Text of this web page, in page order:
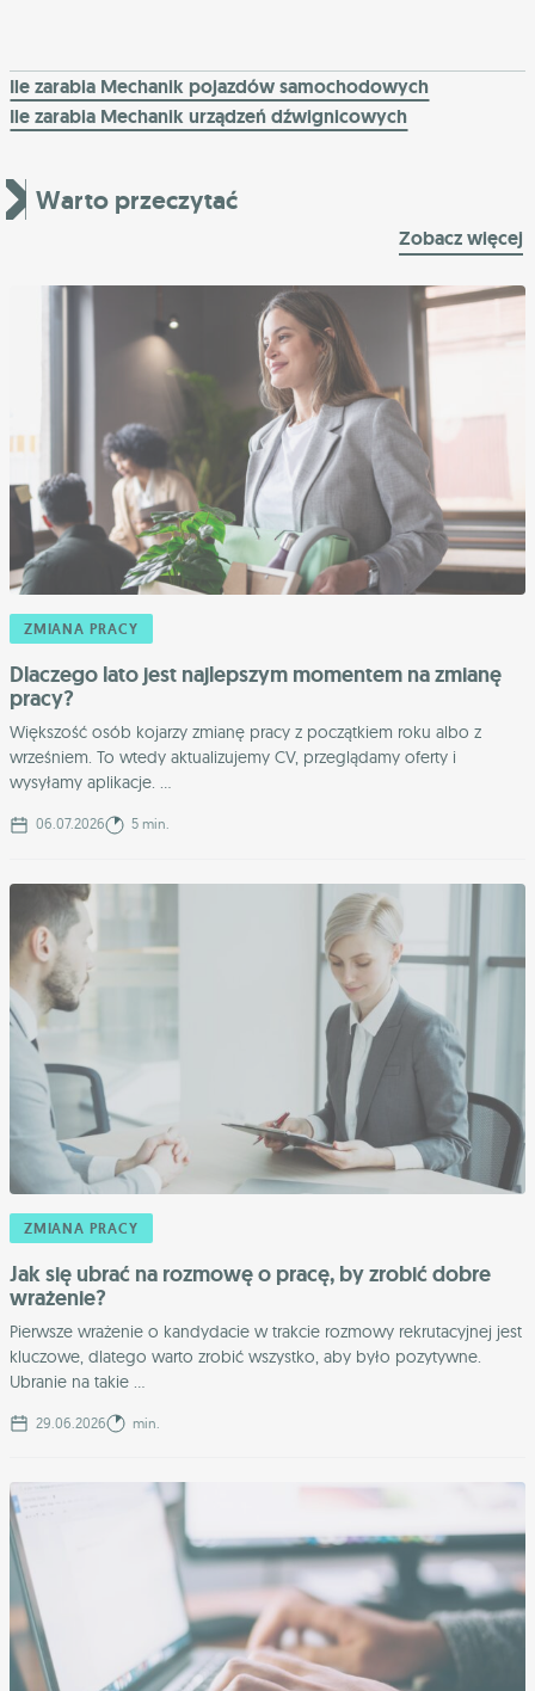
Ile zarabia Mechanik pojazdów samochodowych
Ile zarabia Mechanik urządzeń dźwignicowych
Warto przeczytać
Zobacz więcej
ZMIANA PRACY
Dlaczego lato jest najlepszym momentem na zmianę
pracy?
Większość osób kojarzy zmianę pracy z początkiem roku albo z
wrześniem. To wtedy aktualizujemy CV, przeglądamy oferty i
wysyłamy aplikacje. ...
06.07.2026 5 min.
ZMIANA PRACY
Jak się ubrać na rozmowę o pracę, by zrobić dobre
wrażenie?
Pierwsze wrażenie o kandydacie w trakcie rozmowy rekrutacyjnej jest
kluczowe, dlatego warto zrobić wszystko, aby było pozytywne.
Ubranie na takie ...
29.06.2026 min.